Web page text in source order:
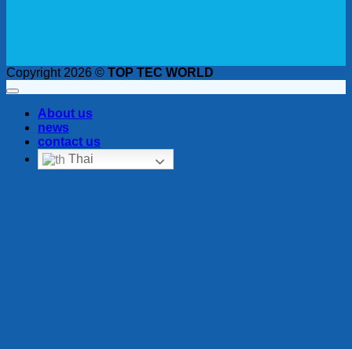
Copyright 2026 © TOP TEC WORLD
About us
news
contact us
Thai